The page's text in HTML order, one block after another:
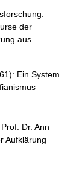
der
aus
Ein System
Dr. Ann
Aufklärung